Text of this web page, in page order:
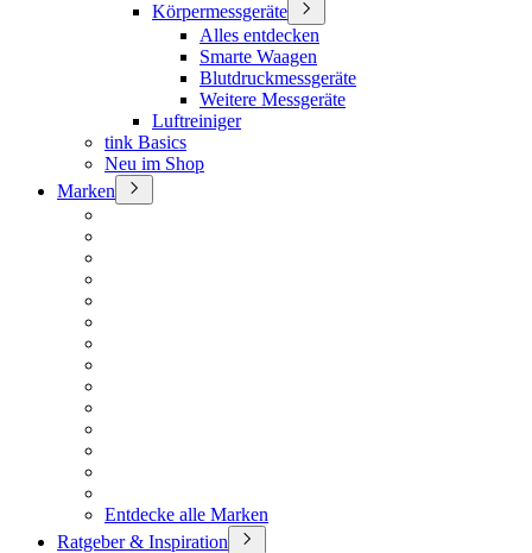
Körpermessgeräte
Alles entdecken
Smarte Waagen
Blutdruckmessgeräte
Weitere Messgeräte
Luftreiniger
tink Basics
Neu im Shop
Marken
Entdecke alle Marken
Ratgeber & Inspiration